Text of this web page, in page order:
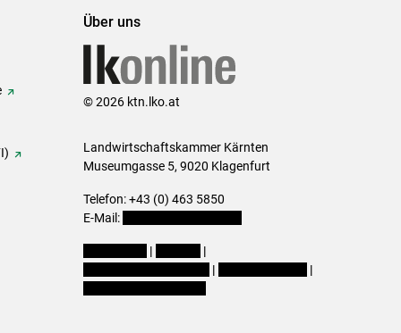
Über uns
© 2026 ktn.lko.at
Landwirtschaftskammer Kärnten
Museumgasse 5, 9020 Klagenfurt
Telefon: +43 (0) 463 5850
E-Mail:
|
|
|
|